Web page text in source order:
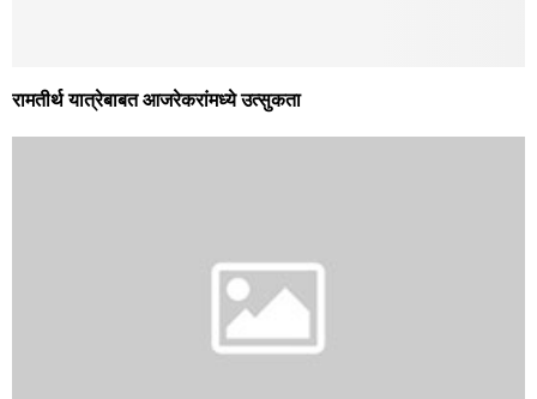
रामतीर्थ यात्रेबाबत आजरेकरांमध्ये उत्सुकता